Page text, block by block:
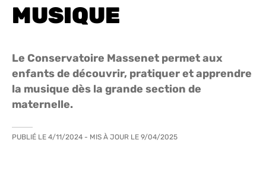
MUSIQUE
Le Conservatoire Massenet permet aux
enfants de découvrir, pratiquer et apprendre
la musique dès la grande section de
maternelle.
PUBLIÉ LE 4/11/2024 - MIS À JOUR LE 9/04/2025